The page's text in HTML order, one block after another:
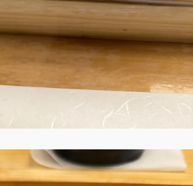
編集部から届くメールマガジン、
会員限定プレゼントや特別イベントへの応募
特典が満載！
新規会員登録はこちら